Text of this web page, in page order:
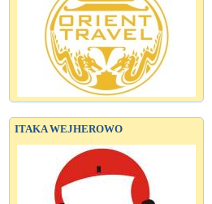
ITAKA WEJHEROWO